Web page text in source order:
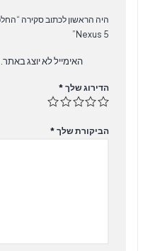
Nexus 5”
האימייל לא יוצג באתר.
הדירוג שלך *
הביקורת שלך *